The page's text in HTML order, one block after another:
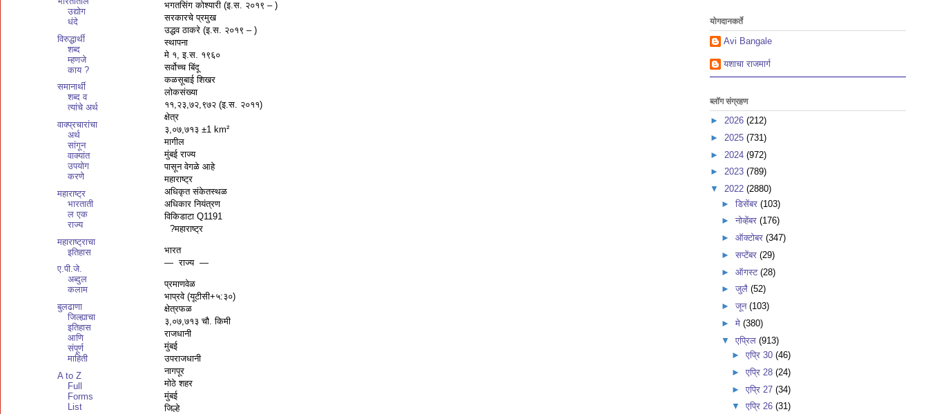
भगतसिंग कोश्यारी (इ.स. २०१९ – )
सरकारचे प्रमुख
उद्धव ठाकरे (इ.स. २०१९ – )
स्थापना
मे १, इ.स. १९६०
सर्वोच्च बिंदू
कळसूबाई शिखर
लोकसंख्या
११,२३,७२,९७२ (इ.स. २०११)
क्षेत्र
३,०७,७१३ ±1 km²
मागील
मुंबई राज्य
पासून वेगळे आहे
महाराष्ट्र
अधिकृत संकेतस्थळ
अधिकार नियंत्रण
विकिडाटा Q1191
?महाराष्ट्र
भारत
— राज्य —
प्रमाणवेळ
भाप्रवे (यूटीसी+५:३०)
क्षेत्रफळ
३,०७,७१३ चौ. किमी
राजधानी
मुंबई
उपराजधानी
नागपूर
मोठे शहर
मुंबई
जिल्हे
उद्योग
धंदे
विरुद्धार्थी
शब्द
म्हणजे
काय ?
समानार्थी
शब्द व
त्यांचे अर्थ
वाक्प्रचारांचा
अर्थ
सांगून
वाक्यांत
उपयोग
करणे
महाराष्ट्र
भारताती
ल एक
राज्य
महाराष्ट्राचा
इतिहास
ए.पी.जे.
अब्दुल
कलाम
बुलढाणा
जिल्ह्याचा
इतिहास
आणि
संपूर्ण
माहिती
A to Z
Full
Forms
List
योगदानकर्ते
Avi Bangale
यशाचा राजमार्ग
ब्लॉग संग्रहण
► 2026 (212)
► 2025 (731)
► 2024 (972)
► 2023 (789)
▼ 2022 (2880)
► डिसेंबर (103)
► नोव्हेंबर (176)
► ऑक्टोबर (347)
► सप्टेंबर (29)
► ऑगस्ट (28)
► जुलै (52)
► जून (103)
► मे (380)
▼ एप्रिल (913)
►एप्रि 30(46)
►एप्रि 28(24)
►एप्रि 27(34)
▼एप्रि 26(31)